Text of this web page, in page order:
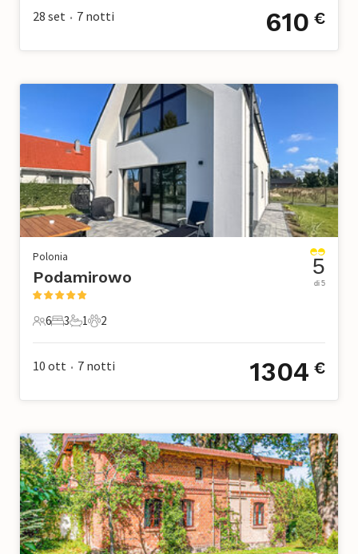
28 set • 7 notti 610 €
Polonia
Podamirowo
6 Ospiti
6
3 Camere da letto
3
1 Bagno
1
2 Animali domestici
2
5
di 5
10 ott • 7 notti 1304 €